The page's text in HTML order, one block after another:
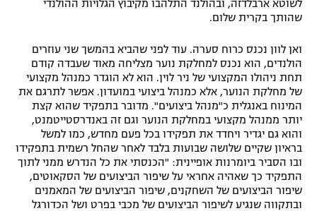
לשוטא ארבלדזה, ובהולנד התלהבו מקיבוץ הגלויות ההולנדי
שהותך בקרית שלום.
ואן לוון נכנס כרוח סערה. עוד לפני שהביא בהמשך שני עוזרים
הולנדים, הוא נכנס למחלקת נוער מצליחה מאוד שעבדה קודם
תחת ניהולו המקצועי של ניר לוין. הוא לא הוגדר כמנהל מקצועי
של מחלקת הנוער, אלא כמנהל ביצועי במועדון. אפשר לתרגם את
המינוח באנגלית כ"מנהל ביצועים". מדובר בתפקיד שהוא קצת
יותר ממנהל מקצועי במחלקת הנוער וגם זה באנדרסטייטמנט,
והוא גם יגדיר ויחדד את תפקידו בכל פעם מחדש, כמו למשל
בראיון שקיים שלושה שבועות בלבד לאחר שהחל רשמית בתפקידו
ובו הסביר ביומרנות אופיינית: "הכנסתי את כל הנדרש ממני לתוך
התפקיד כך שאהיה אחראי על שיפור הביצועים של הסקאוטים,
שיפור הביצועים של השחקנים, שיפור הביצועים של המאמנים
ובתקווה שנגיע לשיפור הביצועים של מכבי בפרט ושל הכדורגל